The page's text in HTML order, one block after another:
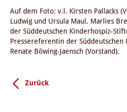
Auf dem Foto: v.l. Kirsten Pallacks
Ludwig und Ursula Maul, Marlies
der Süddeutschen Kinderhospiz-
Pressereferentin der Süddeutschen
Renate Böwing-Jaensch (Vorstand).
Zurück